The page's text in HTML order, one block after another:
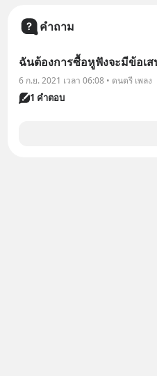
คำถาม
ฉันต้องการซื้อหูฟังจะมีข้อเ
6 ก.ย. 2021 เวลา 06:08 • ดนตรี เพลง
1 คำตอบ